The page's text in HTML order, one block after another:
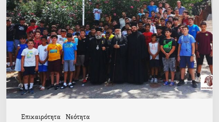
Επικαιρότητα Νεότητα
περίοδο
των
αγοριών
ολοκληρώθηκαν
οι
φετινές